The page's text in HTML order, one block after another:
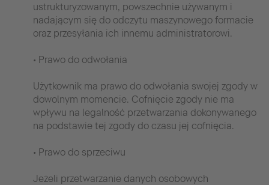
ustrukturyzowanym, powszechnie używanym i
nadającym się do odczytu maszynowego formacie
oraz przesyłania ich innemu administratorowi.
• Prawo do odwołania
Użytkownik ma prawo do odwołania swojej zgody w
dowolnym momencie. Cofnięcie zgody nie ma
wpływu na legalność przetwarzania dokonywanego
na podstawie tej zgody do czasu jej cofnięcia.
• Prawo do sprzeciwu
Jeżeli przetwarzanie danych osobowych